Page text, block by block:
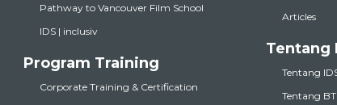
Pathway to Vancouver Film School
IDS | inclusiv
Program Training
Corporate Training & Certification
Articles
Tentang
Tentang
Tentang